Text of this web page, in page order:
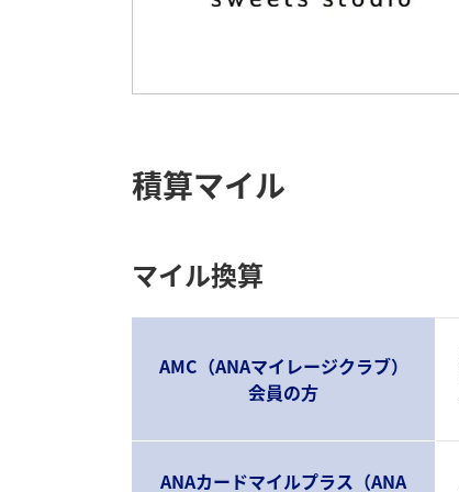
積算マイル
マイル換算
AMC（ANAマイレージクラブ）
会員の方
ANAカードマイルプラス（ANA